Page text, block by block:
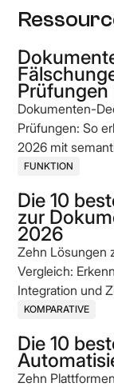
Prüfungen
Dokumenten-
Prüfungen: So
2026 mit
FUNKTION
Die 10
zur
2026
Zehn Lösungen
Vergleich:
Integration und
KOMPARATIVE
Die 10
Zehn